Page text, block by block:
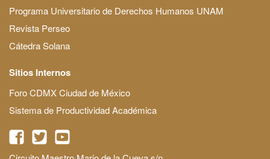
Programa Universitario de Derechos Humanos UNAM
Revista Perseo
Cátedra Solana
Sitios Internos
Foro CDMX Ciudad de México
Sistema de Productividad Académica